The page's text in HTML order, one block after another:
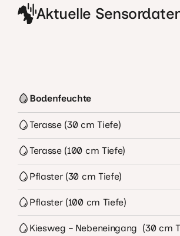
Aktuelle
Bodenfeuchte
Terasse (30 cm Tiefe)
Terasse (100 cm Tiefe)
Pflaster (30 cm Tiefe)
Pflaster (100 cm Tiefe)
Kiesweg – Nebeneingang  (30 cm